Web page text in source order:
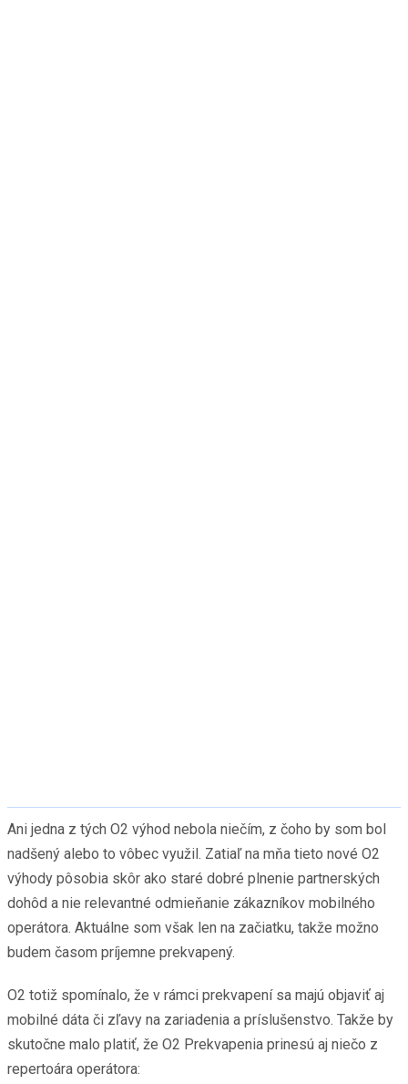
Ani jedna z tých O2 výhod nebola niečím, z čoho by som bol
nadšený alebo to vôbec využil. Zatiaľ na mňa tieto nové O2
výhody pôsobia skôr ako staré dobré plnenie partnerských
dohôd a nie relevantné odmieňanie zákazníkov mobilného
operátora. Aktuálne som však len na začiatku, takže možno
budem časom príjemne prekvapený.
O2 totiž spomínalo, že v rámci prekvapení sa majú objaviť aj
mobilné dáta či zľavy na zariadenia a príslušenstvo. Takže by
skutočne malo platiť, že O2 Prekvapenia prinesú aj niečo z
repertoára operátora: